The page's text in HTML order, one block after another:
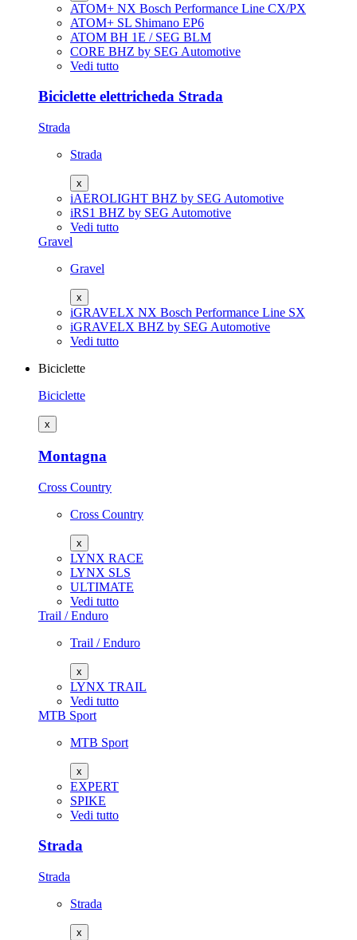
ATOM+ NX Bosch Performance Line CX/PX
ATOM+ SL Shimano EP6
ATOM BH 1E / SEG BLM
CORE BHZ by SEG Automotive
Vedi tutto
Biciclette elettricheda Strada
Strada
Strada
x
iAEROLIGHT BHZ by SEG Automotive
iRS1 BHZ by SEG Automotive
Vedi tutto
Gravel
Gravel
x
iGRAVELX NX Bosch Performance Line SX
iGRAVELX BHZ by SEG Automotive
Vedi tutto
Biciclette
Biciclette
x
Montagna
Cross Country
Cross Country
x
LYNX RACE
LYNX SLS
ULTIMATE
Vedi tutto
Trail / Enduro
Trail / Enduro
x
LYNX TRAIL
Vedi tutto
MTB Sport
MTB Sport
x
EXPERT
SPIKE
Vedi tutto
Strada
Strada
Strada
x